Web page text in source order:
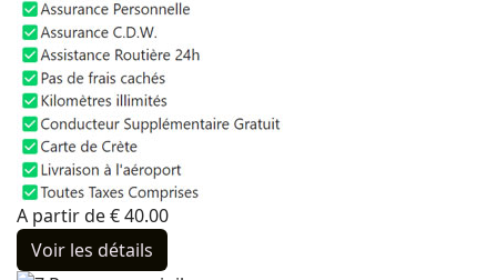
A partir de€40.00
Voir les détails